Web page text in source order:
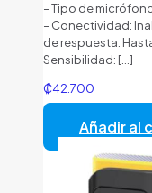
– Tipo de
– Conectividad:
de respuesta:
Sensibilidad: […]
₡42.700
Añadir al